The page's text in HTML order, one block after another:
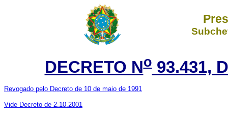
DECRETO No93.431,
Revogado pelo Decreto de 10 de maio de 1991
Vide Decreto de 2.10.2001